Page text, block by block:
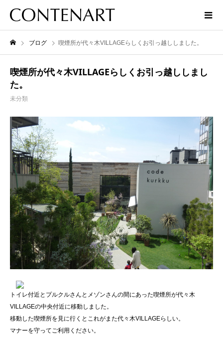
ブログ 喫煙所が代々木VILLAGEらしくお引っ越ししました。
喫煙所が代々木VILLAGEらしくお引っ越ししまし
た。
未分類
トイレ付近とプルクルさんとメゾンさんの間にあった喫煙所が代々木
VILLAGEの中央付近に移動しました。
移動した喫煙所を見に行くとこれがまた代々木VILLAGEらしい。
マナーを守ってご利用ください。